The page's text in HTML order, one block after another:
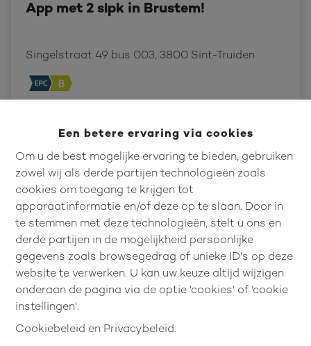
Een betere ervaring via cookies
Om u de best mogelijke ervaring te bieden, gebruiken
zowel wij als derde partijen technologieën zoals
cookies om toegang te krijgen tot
apparaatinformatie en/of deze op te slaan. Door in
te stemmen met deze technologieën, stelt u ons en
derde partijen in de mogelijkheid persoonlijke
gegevens zoals browsegedrag of unieke ID's op deze
website te verwerken. U kan uw keuze altijd wijzigen
onderaan de pagina via de optie 'cookies' of 'cookie
instellingen'.
Cookiebeleid en Privacybeleid.
App met 2 slpk in Brustem!
Singelstraat 49 bus 003, 3800 Sint-Truiden
VERHUURD BINNEN 1 WEEK!